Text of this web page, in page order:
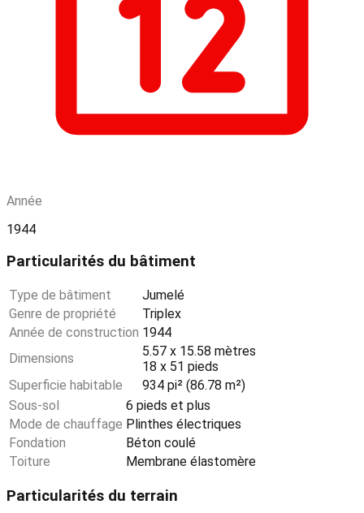
Année
1944
Particularités du bâtiment
Type de bâtiment
Jumelé
Genre de propriété
Triplex
Année de construction 1944
Dimensions
5.57 x 15.58 mètres
18 x 51 pieds
Superficie habitable
934 pi² (86.78 m²)
Sous-sol
6 pieds et plus
Mode de chauffage Plinthes électriques
Fondation
Béton coulé
Toiture
Membrane élastomère
Particularités du terrain